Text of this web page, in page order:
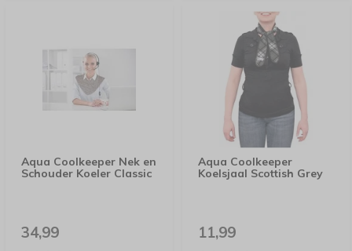
Aqua Coolkeeper Nek en
Schouder Koeler Classic
34,99
Aqua Coolkeeper
Koelsjaal Scottish Grey
11,99